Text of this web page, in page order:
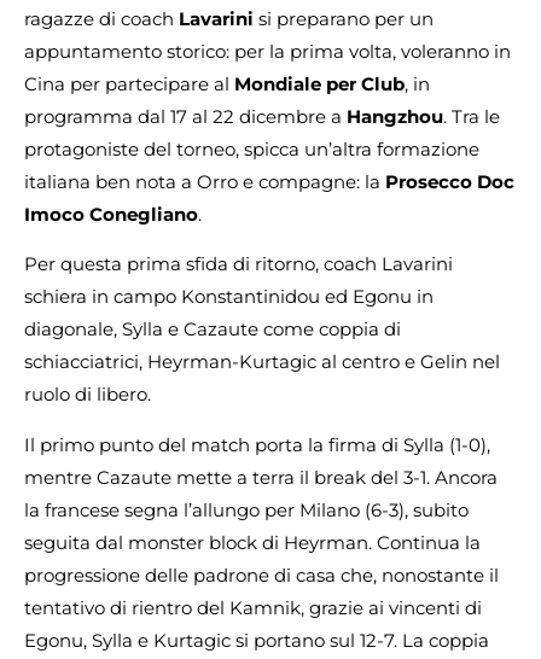
ragazze di coach Lavarini si preparano per un
appuntamento storico: per la prima volta, voleranno in
Cina per partecipare al Mondiale per Club, in
programma dal 17 al 22 dicembre a Hangzhou. Tra le
protagoniste del torneo, spicca un’altra formazione
italiana ben nota a Orro e compagne: la Prosecco Doc
Imoco Conegliano.
Per questa prima sfida di ritorno, coach Lavarini
schiera in campo Konstantinidou ed Egonu in
diagonale, Sylla e Cazaute come coppia di
schiacciatrici, Heyrman-Kurtagic al centro e Gelin nel
ruolo di libero.
Il primo punto del match porta la firma di Sylla (1-0),
mentre Cazaute mette a terra il break del 3-1. Ancora
la francese segna l’allungo per Milano (6-3), subito
seguita dal monster block di Heyrman. Continua la
progressione delle padrone di casa che, nonostante il
tentativo di rientro del Kamnik, grazie ai vincenti di
Egonu, Sylla e Kurtagic si portano sul 12-7. La coppia